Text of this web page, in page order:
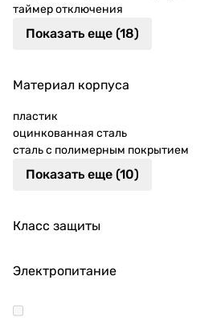
таймер отключения
Показать еще (18)
Материал корпуса
пластик
оцинкованная сталь
сталь с полимерным покрытием
Показать еще (10)
Класс защиты
Электропитание